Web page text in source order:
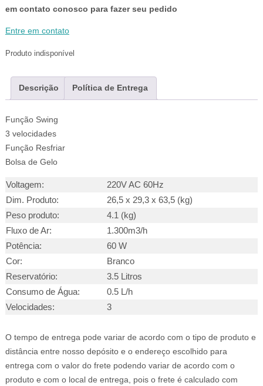
em contato conosco para fazer seu pedido
Entre em contato
Produto indisponível
Descrição Política de Entrega
Função Swing
3 velocidades
Função Resfriar
Bolsa de Gelo
Voltagem:
220V AC 60Hz
Dim. Produto:
26,5 x 29,3 x 63,5 (kg)
Peso produto:
4.1 (kg)
Fluxo de Ar:
1.300m3/h
Potência:
60 W
Cor:
Branco
Reservatório:
3.5 Litros
Consumo de Água:
0.5 L/h
Velocidades:
3
O tempo de entrega pode variar de acordo com o tipo de produto e
distância entre nosso depósito e o endereço escolhido para
entrega com o valor do frete podendo variar de acordo com o
produto e com o local de entrega, pois o frete é calculado com